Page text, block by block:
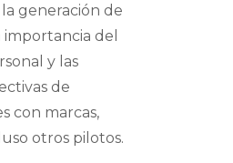
generación de
del
y las
de
con marcas,
otros pilotos.